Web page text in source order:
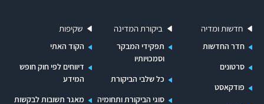
משלם לעובדיו בגין הוצאות נסיעה בתפקיד הם הטבה
כספית בכסות של החזר הוצאות המנותקות לחלוטין
מההוצאות שלמימונן הן נועדו. רכיבים בלתי תקינים
אלה בשכר אינם עומדים בנורמות הנדרשות מגוף
ציבורי. התנהלות זו נוגדת את תקנת הציבור ואת כללי
חדשות ומדיה
חדר החדשות
סרטונים
פודקאסט
ביקורת המדינה
תפקידי המבקר
וסמכויותיו
כל שלבי הביקורת
סוגי הביקורת ותחומיה
שקיפות
הקוד האתי
דיווחים לפי חוק חופש
המידע
מאגר תשובות לבקשות